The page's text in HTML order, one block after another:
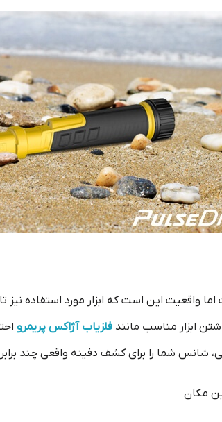
واقعیت این است که ابزار مورد استفاده نیز
ابزار مناسب مانند فلزیاب آژاکس پریمرو
شانس شما را برای کشف دفینه واقعی چند
مکان